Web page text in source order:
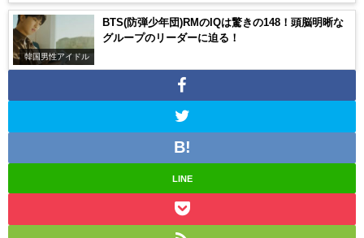
韓国男性アイドル
BTS(防弾少年団)RMのIQは驚きの148！頭脳明晰な
グループのリーダーに迫る！
LINE